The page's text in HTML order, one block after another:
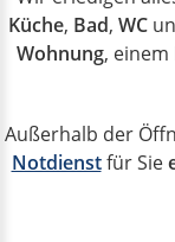
Küche, Bad, WC
Wohnung, einem
Außerhalb der
Notdienstfür Sie